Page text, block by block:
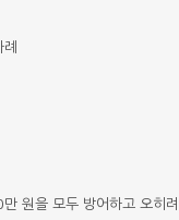
원을 모두 방어하고 오히려